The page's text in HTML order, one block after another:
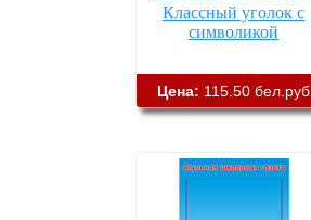
Классный уголок с
символикой
Цена: 115.50 бел.руб.